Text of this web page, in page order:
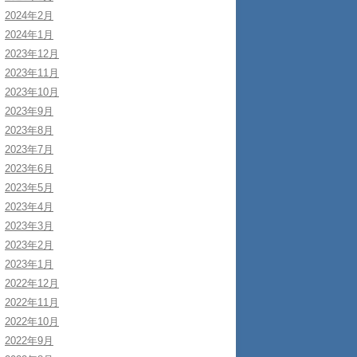
2024年2月
2024年1月
2023年12月
2023年11月
2023年10月
2023年9月
2023年8月
2023年7月
2023年6月
2023年5月
2023年4月
2023年3月
2023年2月
2023年1月
2022年12月
2022年11月
2022年10月
2022年9月